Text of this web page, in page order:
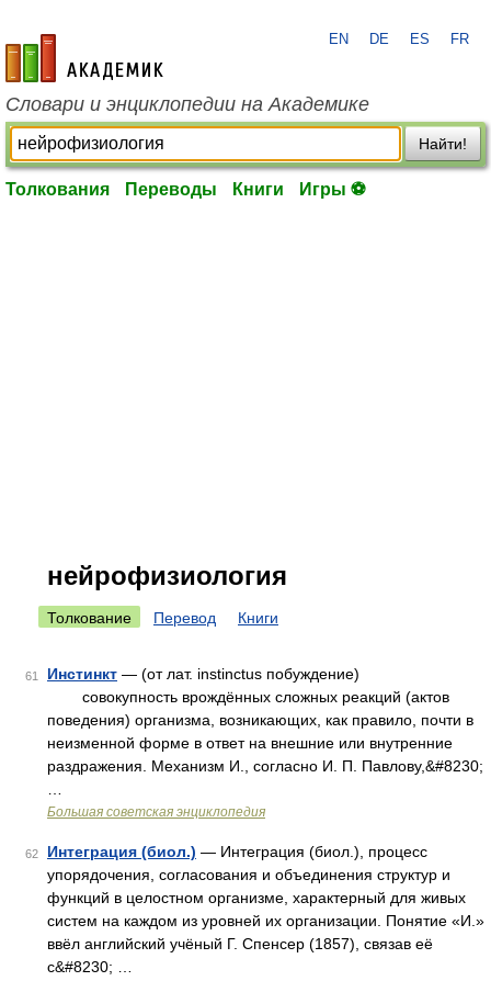
academic.ru
EN DE ES FR
Словари и энциклопедии на Академике
Найти!
Толкования Переводы Книги Игры ⚽
нейрофизиология
Толкование Перевод Книги
61 Инстинкт — (от лат. instinctus побуждение)
совокупность врождённых сложных реакций (актов
поведения) организма, возникающих, как правило, почти в
неизменной форме в ответ на внешние или внутренние
раздражения. Механизм И., согласно И. П. Павлову,&#8230;
Большая советская энциклопедия
62 Интеграция (биол.) — Интеграция (биол.), процесс
упорядочения, согласования и объединения структур и
функций в целостном организме, характерный для живых
систем на каждом из уровней их организации. Понятие «И.»
ввёл английский учёный Г. Спенсер (1857), связав её
с&#8230; …